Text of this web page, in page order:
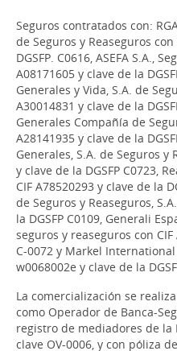
Seguros contratados con:
de Seguros y Reaseguros
DGSFP. C0616, ASEFA S.A.,
A08171605 y clave de la
Generales y Vida, S.A. de
A30014831 y clave de la
Generales Compañía de
A28141935 y clave de la
Generales, S.A. de Seguros y
y clave de la DGSFP C0723,
CIF A78520293 y clave de la
de Seguros y Reaseguros,
la DGSFP C0109, Generali
seguros y reaseguros con CIF
C-0072 y Markel
w0068002e y clave de la
La comercialización se
como Operador de Banca-
registro de mediadores de la
clave OV-0006, y con póliza